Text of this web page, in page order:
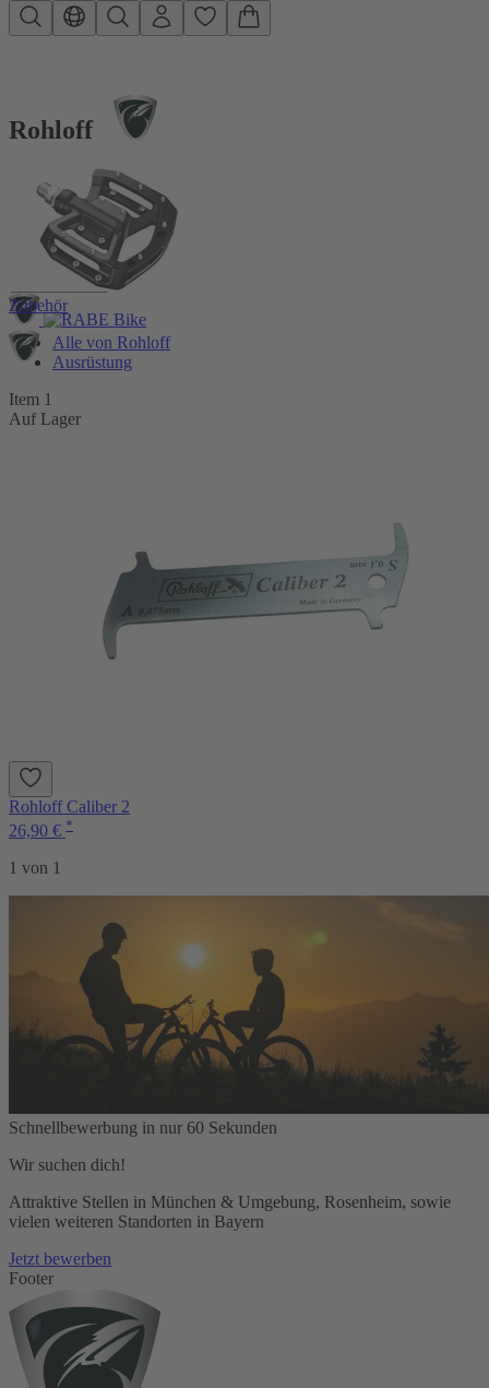
Zum Hauptinhalt springen
Menü öffnen
Rohloff
Zubehör
Alle von Rohloff
Ausrüstung
Item 1
Auf Lager
Rohloff Caliber 2
26,90 € *
1 von 1
Schnellbewerbung in nur 60 Sekunden
Wir suchen dich!
Attraktive Stellen in München & Umgebung, Rosenheim, sowie
vielen weiteren Standorten in Bayern
Jetzt bewerben
Footer